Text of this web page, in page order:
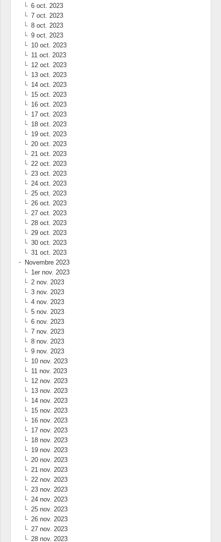
6 oct. 2023
7 oct. 2023
8 oct. 2023
9 oct. 2023
10 oct. 2023
11 oct. 2023
12 oct. 2023
13 oct. 2023
14 oct. 2023
15 oct. 2023
16 oct. 2023
17 oct. 2023
18 oct. 2023
19 oct. 2023
20 oct. 2023
21 oct. 2023
22 oct. 2023
23 oct. 2023
24 oct. 2023
25 oct. 2023
26 oct. 2023
27 oct. 2023
28 oct. 2023
29 oct. 2023
30 oct. 2023
31 oct. 2023
Novembre 2023
1er nov. 2023
2 nov. 2023
3 nov. 2023
4 nov. 2023
5 nov. 2023
6 nov. 2023
7 nov. 2023
8 nov. 2023
9 nov. 2023
10 nov. 2023
11 nov. 2023
12 nov. 2023
13 nov. 2023
14 nov. 2023
15 nov. 2023
16 nov. 2023
17 nov. 2023
18 nov. 2023
19 nov. 2023
20 nov. 2023
21 nov. 2023
22 nov. 2023
23 nov. 2023
24 nov. 2023
25 nov. 2023
26 nov. 2023
27 nov. 2023
28 nov. 2023